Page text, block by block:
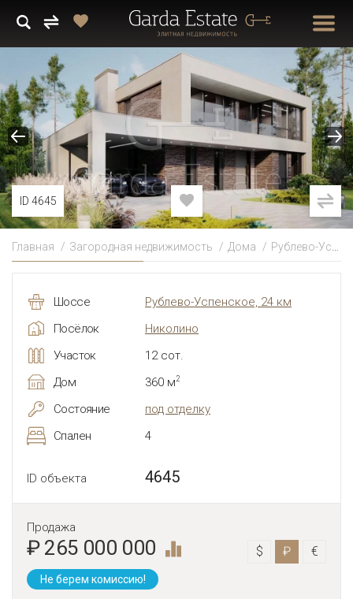
ID 4645
Главная Загородная недвижимость Дома Рублево-Успенское
Шоссе
Рублево-Успенское, 24 км
Посёлок
Николино
Участок
12 сот.
Дом
360 м2
Состояние
под отделку
Спален
4
ID объекта 4645
Продажа
₽ 265 000 000 $ ₽ €
Не берем комиссию!